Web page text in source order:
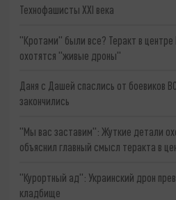
Технофашисты XXI века
"Кротами" были все? Теракт в
охотятся "живые дроны"
Даня с Дашей спаслись от боевиков
закончились
"Мы вас заставим": Жуткие детали
объяснил главный смысл теракта в
"Курортный ад": Украинский дрон
кладбище